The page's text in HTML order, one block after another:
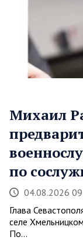
Михаил
по
04.08.2026
Глава
селе
По…